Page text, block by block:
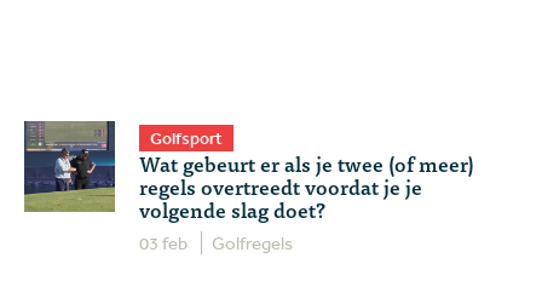
Golfsport
Wat gebeurt er als je twee (of meer)
regels overtreedt voordat je je
volgende slag doet?
03 feb Golfregels